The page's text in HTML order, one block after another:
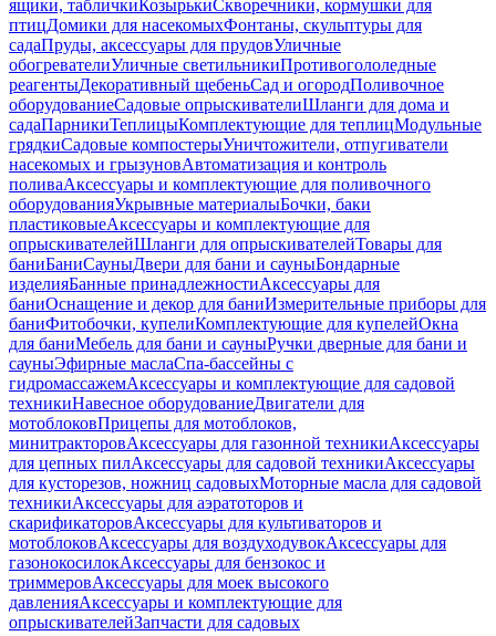
ящики, табличкиКозырькиСкворечники, кормушки для
птицДомики для насекомыхФонтаны, скульптуры для
садаПруды, аксессуары для прудовУличные
обогревателиУличные светильникиПротивогололедные
реагентыДекоративный щебеньСад и огородПоливочное
оборудованиеСадовые опрыскивателиШланги для дома и
садаПарникиТеплицыКомплектующие для теплицМодульные
грядкиСадовые компостерыУничтожители, отпугиватели
насекомых и грызуновАвтоматизация и контроль
поливаАксессуары и комплектующие для поливочного
оборудованияУкрывные материалыБочки, баки
пластиковыеАксессуары и комплектующие для
опрыскивателейШланги для опрыскивателейТовары для
баниБаниСауныДвери для бани и сауныБондарные
изделияБанные принадлежностиАксессуары для
баниОснащение и декор для баниИзмерительные приборы для
баниФитобочки, купелиКомплектующие для купелейОкна
для баниМебель для бани и сауныРучки дверные для бани и
сауныЭфирные маслаСпа-бассейны с
гидромассажемАксессуары и комплектующие для садовой
техникиНавесное оборудованиеДвигатели для
мотоблоковПрицепы для мотоблоков,
минитракторовАксессуары для газонной техникиАксессуары
для цепных пилАксессуары для садовой техникиАксессуары
для кусторезов, ножниц садовыхМоторные масла для садовой
техникиАксессуары для аэратоторов и
скарификаторовАксессуары для культиваторов и
мотоблоковАксессуары для воздуходувокАксессуары для
газонокосилокАксессуары для бензокос и
триммеровАксессуары для моек высокого
давленияАксессуары и комплектующие для
опрыскивателейЗапчасти для садовых